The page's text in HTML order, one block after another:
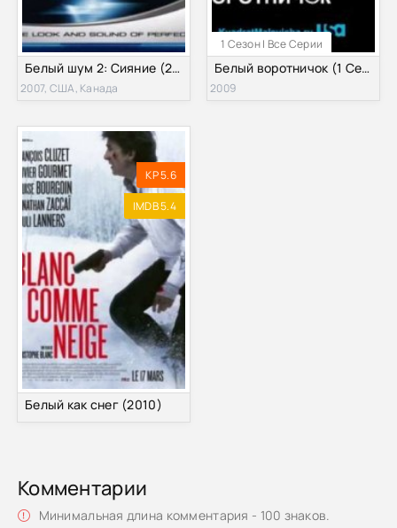
Белый шум 2: Сияние (2007)
2007, США, Канада
1 Сезон | Все Серии
Белый воротничок (1 Сезон)
2009
KP 5.6
IMDB 5.4
Белый как снег (2010)
Комментарии
Минимальная длина комментария - 100 знаков.